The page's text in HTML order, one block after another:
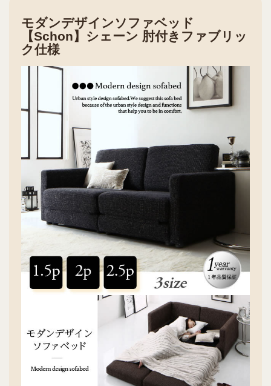
モダンデザインソファベッド
【Schon】シェーン 肘付きファブリッ
ク仕様